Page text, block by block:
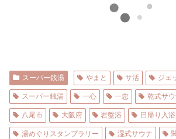
スーパー銭湯 やまと サ活 ジェ
スーパー銭湯 一心 一忠 乾式サ
八尾市 大阪府 岩盤浴 日帰り入浴
湯めぐりスタンプラリー 湿式サウナ